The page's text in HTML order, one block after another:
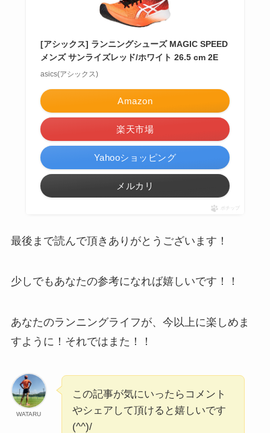
[アシックス] ランニングシューズ MAGIC SPEED
メンズ サンライズレッド/ホワイト 26.5 cm 2E
asics(アシックス)
Amazon
楽天市場
Yahooショッピング
メルカリ
ポチップ
最後まで読んで頂きありがとうございます！
少しでもあなたの参考になれば嬉しいです！！
あなたのランニングライフが、今以上に楽しめま
すように！それではまた！！
WATARU
この記事が気にいったらコメント
やシェアして頂けると嬉しいです
(^^)/